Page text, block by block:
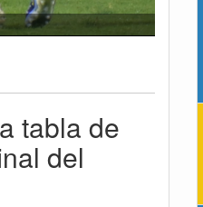
tabla de
del